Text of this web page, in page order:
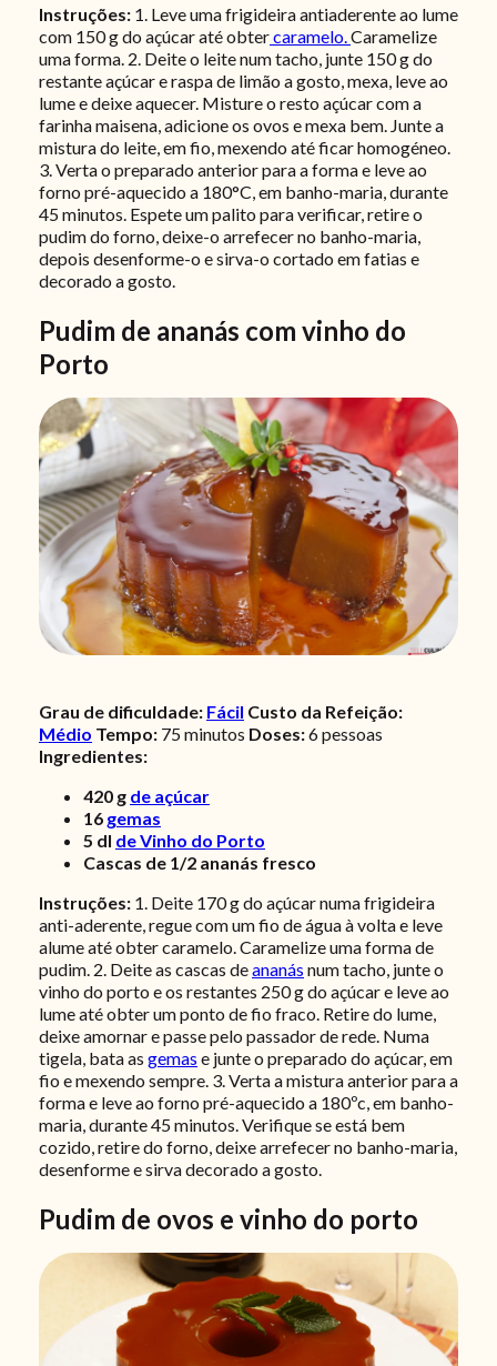
Instruções: 1. Leve uma frigideira antiaderente ao lume
com 150 g do açúcar até obtercaramelo.Caramelize
uma forma. 2. Deite o leite num tacho, junte 150 g do
restante açúcar e raspa de limão a gosto, mexa, leve ao
lume e deixe aquecer. Misture o resto açúcar com a
farinha maisena, adicione os ovos e mexa bem. Junte a
mistura do leite, em fio, mexendo até ficar homogéneo.
3. Verta o preparado anterior para a forma e leve ao
forno pré-aquecido a 180°C, em banho-maria, durante
45 minutos. Espete um palito para verificar, retire o
pudim do forno, deixe-o arrefecer no banho-maria,
depois desenforme-o e sirva-o cortado em fatias e
decorado a gosto.
Pudim de ananás com vinho do
Porto
Grau de dificuldade: Fácil Custo da Refeição:
Médio Tempo: 75 minutos Doses:6 pessoas
Ingredientes:
420 g de açúcar
16 gemas
5 dl de Vinho do Porto
Cascas de 1/2 ananás fresco
Instruções: 1. Deite 170 g do açúcar numa frigideira
anti-aderente, regue com um fio de água à volta e leve
alume até obter caramelo. Caramelize uma forma de
pudim. 2. Deite as cascas deananás num tacho, junte o
vinho do porto e os restantes 250 g do açúcar e leve ao
lume até obter um ponto de fio fraco. Retire do lume,
deixe amornar e passe pelo passador de rede. Numa
tigela, bata as gemas e junte o preparado do açúcar, em
fio e mexendo sempre. 3. Verta a mistura anterior para a
forma e leve ao forno pré-aquecido a 180ºc, em banho-
maria, durante 45 minutos. Verifique se está bem
cozido, retire do forno, deixe arrefecer no banho-maria,
desenforme e sirva decorado a gosto.
Pudim de ovos e vinho do porto